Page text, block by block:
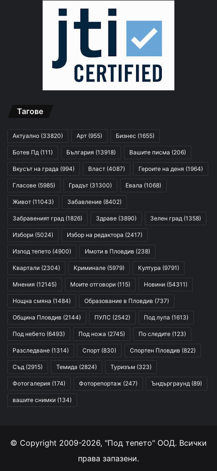
Тагове
Актуално (33820) Арт (955) Бизнес (1655)
Ботев Пд (111) България (13918) Вашите писма (206)
Вкусът на града (994) Власт (4087) Героите на деня (1964)
Гласове (5985) Градът (31300) Евала (1068)
Живот (11043) Забавление (8402)
Забравеният град (1826) Здраве (3890) Зелен град (1358)
Избори (5024) Избор на редактора (2417)
Изпод тепето (4900) Имоти в Пловдив (238)
Квартали (2304) Криминале (5979) Култура (9791)
Мнения (12145) Моите отговори (115) Новини (54311)
Нощна смяна (1484) Образование в Пловдив (737)
Община Пловдив (2144) ПУЛС (2542) Под лупа (1613)
Под небето (6493) Под ножа (2745) По следите (123)
Разследване (1314) Спорт (830) Спортен Пловдив (822)
Съд (2915) Темида (2824) Туризъм (323)
Фотогалерия (174) Фоторепортаж (247) Ъндърграунд (89)
вашите снимки (134)
© Copyright 2009-2026, "Под тепето" ООД. Всички
права запазени.